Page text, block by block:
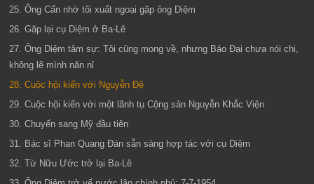
25. Ông Cẩn nhờ tôi xuất ngoại gặp ông Diệm
26. Gặp lại cụ Diệm ở Ba-Lê
27. Ông Diệm tâm sự: Tôi cũng mong về, nhưng Bảo Đại chưa nói chi,
không lẽ mình năn nỉ
28. Cuộc hội kiến với Nguyễn Đệ
29. Cuộc hội kiến với một lãnh tụ Cộng sản Nguyễn Khắc Viện
30. Chuyến sang Mỹ đầu tiên
31. Bác sĩ Phan Quang Đán sẵn sàng hợp tác với cụ Diệm
32. Từ Nữu Ước trở lại Ba-Lê